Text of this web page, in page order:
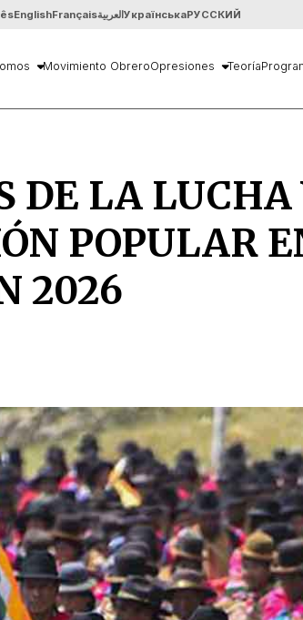
EnglishFrançaisالعربيةУкраїнськаРУССКИЙ
Movimiento ObreroOpresiones Teoría
DE LA LUCHA
POPULAR
2026